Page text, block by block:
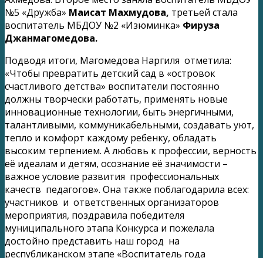
№5 «Дружба» Маисат Махмудова, третьей стала
воспитатель МБДОУ №2 «Изюминка» Фируза
Джанмагомедова.
Подводя итоги, Магомедова Наргиля отметила:
«Чтобы превратить детский сад в «островок
счастливого детства» воспитатели постоянно
должны творчески работать, применять новые
инновационные технологии, быть энергичными,
талантливыми, коммуникабельными, создавать уют,
тепло и комфорт каждому ребенку, обладать
высоким терпением. А любовь к профессии, верность
её идеалам и детям, осознание её значимости –
важное условие развития профессиональных
качеств педагогов». Она также поблагодарила всех:
участников и ответственных организаторов
мероприятия, поздравила победителя
муниципального этапа Конкурса и пожелала
достойно представить наш город на
республиканском этапе «Воспитатель года